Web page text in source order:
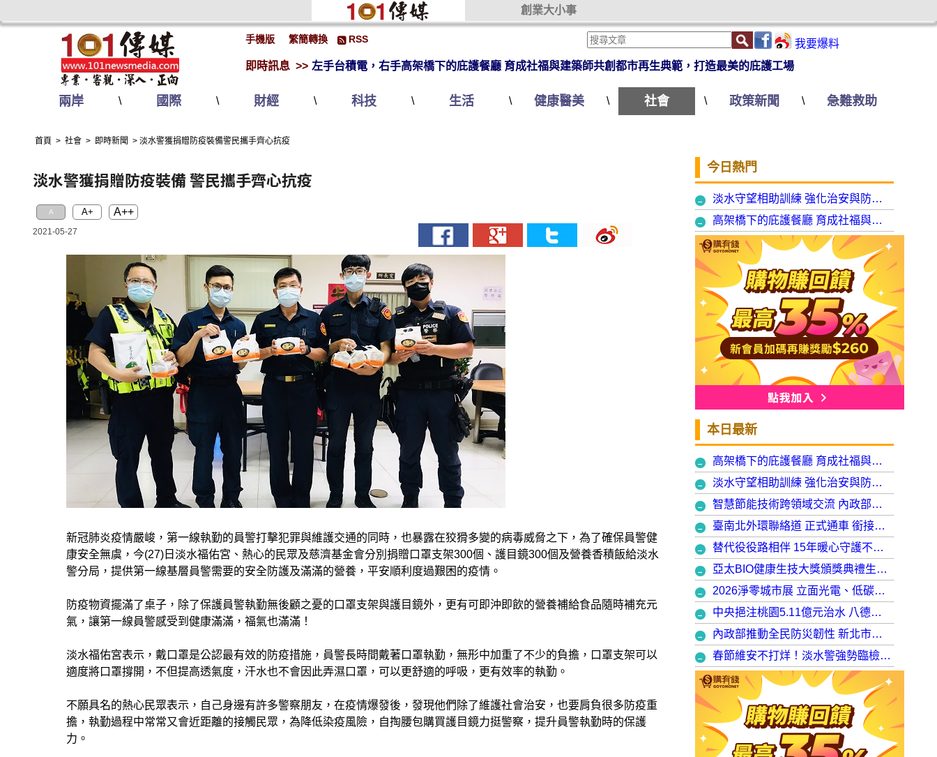
創業大小事
手機版 繁簡轉換 RSS
我要爆料
即時訊息 >> 左手台積電，右手高架橋下的庇護餐廳 育成社福與建築師共創都市再生典範，打造最美的庇護工場
兩岸 \ 國際 \ 財經 \ 科技 \ 生活 \ 健康醫美 \ 社會 \ 政策新聞 \ 急難救助
首頁 > 社會 > 即時新聞 > 淡水警獲捐贈防疫裝備警民攜手齊心抗疫
淡水警獲捐贈防疫裝備 警民攜手齊心抗疫
A A+ A++
2021-05-27
新冠肺炎疫情嚴峻，第一線執勤的員警打擊犯罪與維護交通的同時，也暴露在狡猾多變的病毒威脅之下，為了確保員警健
康安全無虞，今(27)日淡水福佑宮、熱心的民眾及慈濟基金會分別捐贈口罩支架300個、護目鏡300個及營養香積飯給淡水
警分局，提供第一線基層員警需要的安全防護及滿滿的營養，平安順利度過艱困的疫情。
防疫物資擺滿了桌子，除了保護員警執勤無後顧之憂的口罩支架與護目鏡外，更有可即沖即飲的營養補給食品隨時補充元
氣，讓第一線員警感受到健康滿滿，福氣也滿滿！
淡水福佑宮表示，戴口罩是公認最有效的防疫措施，員警長時間戴著口罩執勤，無形中加重了不少的負擔，口罩支架可以
適度將口罩撐開，不但提高透氣度，汗水也不會因此弄濕口罩，可以更舒適的呼吸，更有效率的執勤。
不願具名的熱心民眾表示，自己身邊有許多警察朋友，在疫情爆發後，發現他們除了維護社會治安，也要肩負很多防疫重
擔，執勤過程中常常又會近距離的接觸民眾，為降低染疫風險，自掏腰包購買護目鏡力挺警察，提升員警執勤時的保護
力。
今日熱門
淡水守望相助訓練 強化治安與防衛韌性
高架橋下的庇護餐廳 育成社福與建築師共創都市再生典範，打造最美的庇護工場
本日最新
高架橋下的庇護餐廳 育成社福與建築師共創都市再生典範，打造最美的庇護工場
淡水守望相助訓練 強化治安與防衛韌性
智慧節能技術跨領域交流 內政部攜手產官學加速建築淨零轉型
臺南北外環聯絡道 正式通車 銜接樹谷園區 完善南科聯外路網
替代役役路相伴 15年暖心守護不停歇，攜手走出溫暖與希望
亞太BIO健康生技大獎頒獎典禮生技健康產業榮耀盛會
2026淨零城市展 立面光電、低碳社宅齊登場 內政部攜手產業走入生活場域 共築2050淨零願景
中央挹注桃園5.11億元治水 八德區大仁滯洪池今啟用 守護龜山產業園區6千億產值 保障3.5萬居民安全
內政部推動全民防災韌性 新北市防災士培訓突破 2 萬人
春節維安不打烊！淡水警強勢臨檢掃蕩 封閉式路檢斷絕治安隱憂